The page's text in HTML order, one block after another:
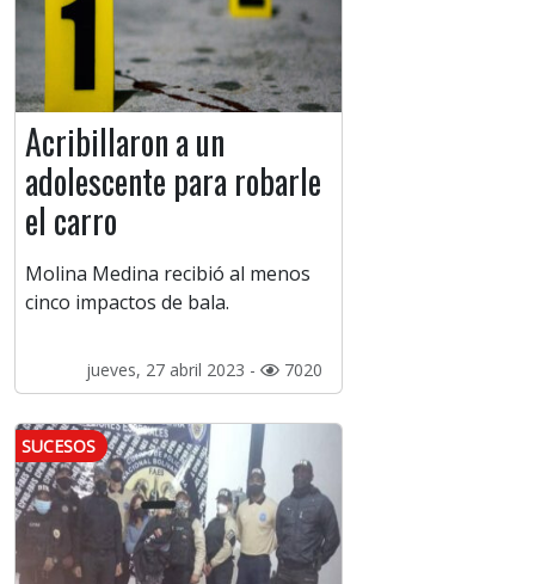
Acribillaron a un
adolescente para robarle
el carro
Molina Medina recibió al menos
cinco impactos de bala.
jueves, 27 abril 2023 - 7020
SUCESOS